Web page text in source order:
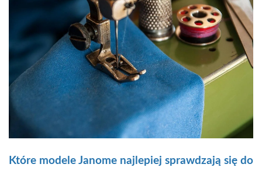
Które modele Janome najlepiej sprawdzają się do